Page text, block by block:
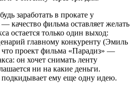
заработать в прокате у
качество фильма оставляет желать
остается только один выход:
главному конкуренту (Эмиль
проект фильма «Парадиз» —
он хочет снимать ленту
ни на какие деньги.
ему еще одну идею.